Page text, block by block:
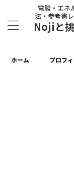
電験・エネ
法・参考書
Nojiと
ホーム プロフ